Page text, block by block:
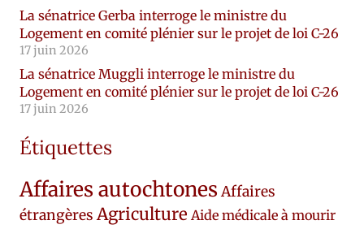
La sénatrice Gerba interroge le ministre du
Logement en comité plénier sur le projet de loi C-26
17 juin 2026
La sénatrice Muggli interroge le ministre du
Logement en comité plénier sur le projet de loi C-26
17 juin 2026
Étiquettes
Affaires autochtones Affaires
étrangères Agriculture Aide médicale à mourir